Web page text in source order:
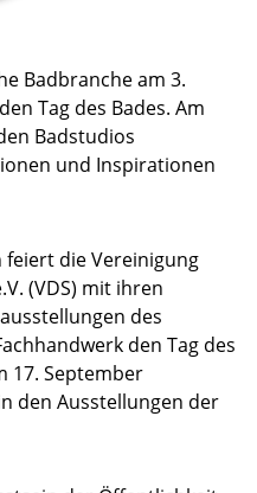
Badbranche am 3.
Tag des Bades. Am
Badstudios
und Inspirationen
feiert die Vereinigung
(VDS) mit ihren
des
den Tag des
17. September
den Ausstellungen der